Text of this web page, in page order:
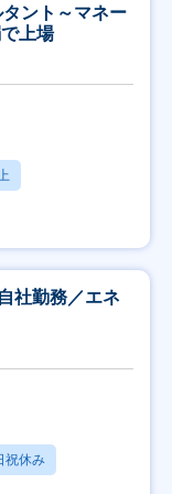
タント～マネー
上場
社勤務／エネ
祝休み